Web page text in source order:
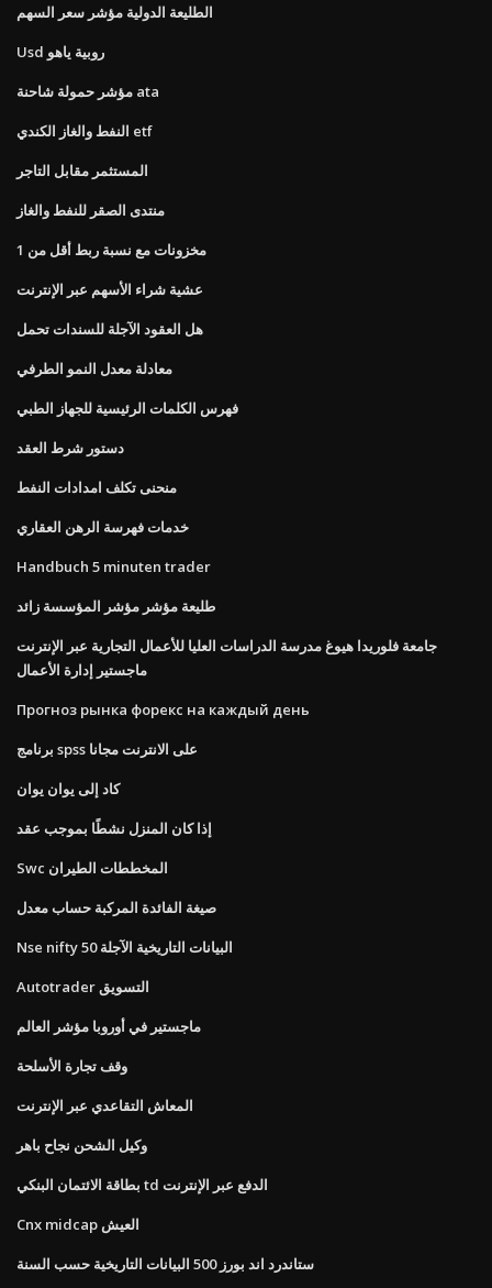
الطليعة الدولية مؤشر سعر السهم
Usd روبية ياهو
مؤشر حمولة شاحنة ata
النفط والغاز الكندي etf
المستثمر مقابل التاجر
منتدى الصقر للنفط والغاز
مخزونات مع نسبة ربط أقل من 1
عشية شراء الأسهم عبر الإنترنت
هل العقود الآجلة للسندات تحمل
معادلة معدل النمو الطرفي
فهرس الكلمات الرئيسية للجهاز الطبي
دستور شرط العقد
منحنى تكلف امدادات النفط
خدمات فهرسة الرهن العقاري
Handbuch 5 minuten trader
طليعة مؤشر مؤشر المؤسسة زائد
جامعة فلوريدا هيوغ مدرسة الدراسات العليا للأعمال التجارية عبر الإنترنت
ماجستير إدارة الأعمال
Прогноз рынка форекс на каждый день
برنامج spss على الانترنت مجانا
كاد إلى يوان يوان
إذا كان المنزل نشطًا بموجب عقد
Swc المخططات الطيران
صيغة الفائدة المركبة حساب معدل
Nse nifty 50 البيانات التاريخية الآجلة
Autotrader التسويق
ماجستير في أوروبا مؤشر العالم
وقف تجارة الأسلحة
المعاش التقاعدي عبر الإنترنت
وكيل الشحن نجاح باهر
بطاقة الائتمان البنكي td الدفع عبر الإنترنت
Cnx midcap العيش
ستاندرد اند بورز 500 البيانات التاريخية حسب السنة